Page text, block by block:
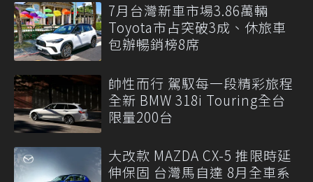
7月台灣新車市場3.86萬輛
Toyota市占突破3成、休旅車
包辦暢銷榜8席
帥性而行 駕馭每一段精彩旅程
全新 BMW 318i Touring全台
限量200台
大改款 MAZDA CX-5 推限時延
伸保固 台灣馬自達 8月全車系